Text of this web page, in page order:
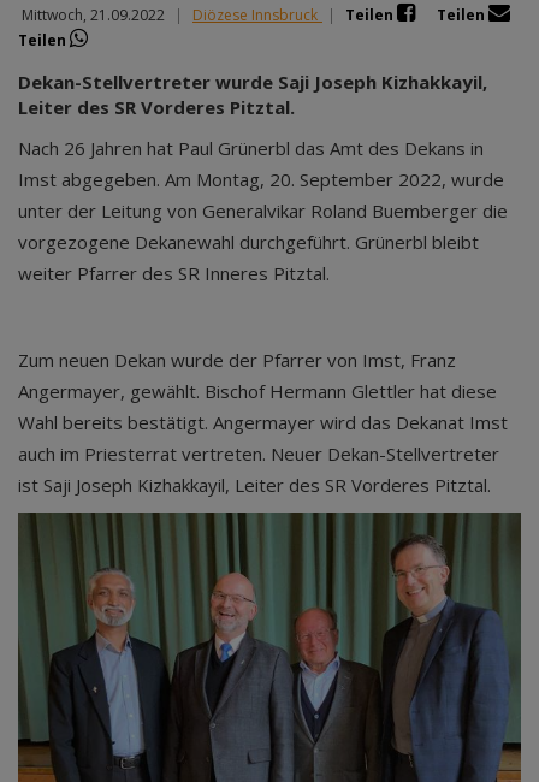
Mittwoch, 21.09.2022 | Diözese Innsbruck | Teilen
Teilen
Teilen
Dekan-Stellvertreter wurde Saji Joseph Kizhakkayil,
Leiter des SR Vorderes Pitztal.
Nach 26 Jahren hat Paul Grünerbl das Amt des Dekans in
Imst abgegeben. Am Montag, 20. September 2022, wurde
unter der Leitung von Generalvikar Roland Buemberger die
vorgezogene Dekanewahl durchgeführt. Grünerbl bleibt
weiter Pfarrer des SR Inneres Pitztal.
Zum neuen Dekan wurde der Pfarrer von Imst, Franz
Angermayer, gewählt. Bischof Hermann Glettler hat diese
Wahl bereits bestätigt. Angermayer wird das Dekanat Imst
auch im Priesterrat vertreten. Neuer Dekan-Stellvertreter
ist Saji Joseph Kizhakkayil, Leiter des SR Vorderes Pitztal.